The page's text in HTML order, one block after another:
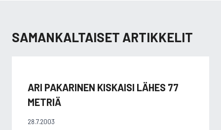
SAMANKALTAISET ARTIKKELIT
ARI PAKARINEN KISKAISI LÄHES 77
METRIÄ
28.7.2003